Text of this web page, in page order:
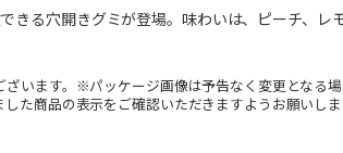
きる穴開きグミが登場。味わいは、ピーチ、
います。※パッケージ画像は予告なく変更となる
た商品の表示をご確認いただきますようお願いしま